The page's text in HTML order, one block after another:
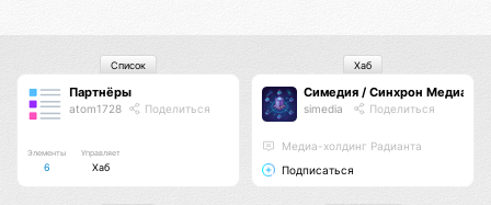
Партнёры
atom1728 Поделиться
Элементы
6
Управляет
Хаб
Список
Симедия / Синхрон Медиа
simedia Поделиться
Медиа-холдинг Радианта
Подписаться
Хаб